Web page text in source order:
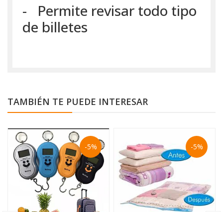
- Permite revisar todo tipo
de billetes
TAMBIÉN TE PUEDE INTERESAR
-5% -5%